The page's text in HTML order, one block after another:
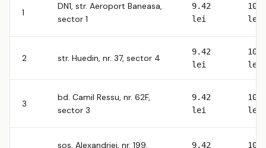
1
DN1, str. Aeroport Baneasa,
sector 1
9.42
lei
lei
2 str. Huedin, nr. 37, sector 4
9.42
lei
lei
3
bd. Camil Ressu, nr. 62F,
sector 3
9.42
lei
lei
sos. Alexandriei, nr. 199,
9.42